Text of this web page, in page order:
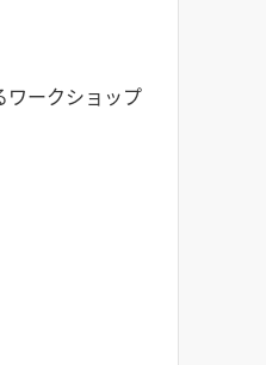
ワークショップ